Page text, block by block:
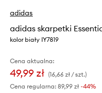
adidas
adidas skarpetki
kolor biały IY7819
Cena aktualna:
49,99 zł (16,66 zł / szt.)
Cena regularna: 89,99 zł -44%